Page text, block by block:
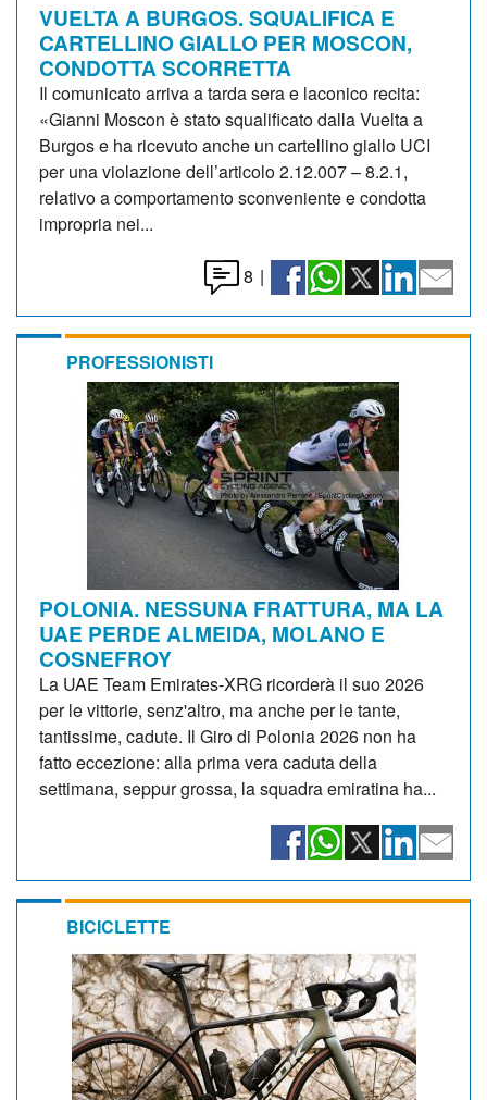
VUELTA A BURGOS. SQUALIFICA E
CARTELLINO GIALLO PER MOSCON,
CONDOTTA SCORRETTA
Il comunicato arriva a tarda sera e laconico recita:
«Gianni Moscon è stato squalificato dalla Vuelta a
Burgos e ha ricevuto anche un cartellino giallo UCI
per una violazione dell’articolo 2.12.007 – 8.2.1,
relativo a comportamento sconveniente e condotta
impropria nei...
8 |
PROFESSIONISTI
POLONIA. NESSUNA FRATTURA, MA LA
UAE PERDE ALMEIDA, MOLANO E
COSNEFROY
La UAE Team Emirates-XRG ricorderà il suo 2026
per le vittorie, senz'altro, ma anche per le tante,
tantissime, cadute. Il Giro di Polonia 2026 non ha
fatto eccezione: alla prima vera caduta della
settimana, seppur grossa, la squadra emiratina ha...
BICICLETTE